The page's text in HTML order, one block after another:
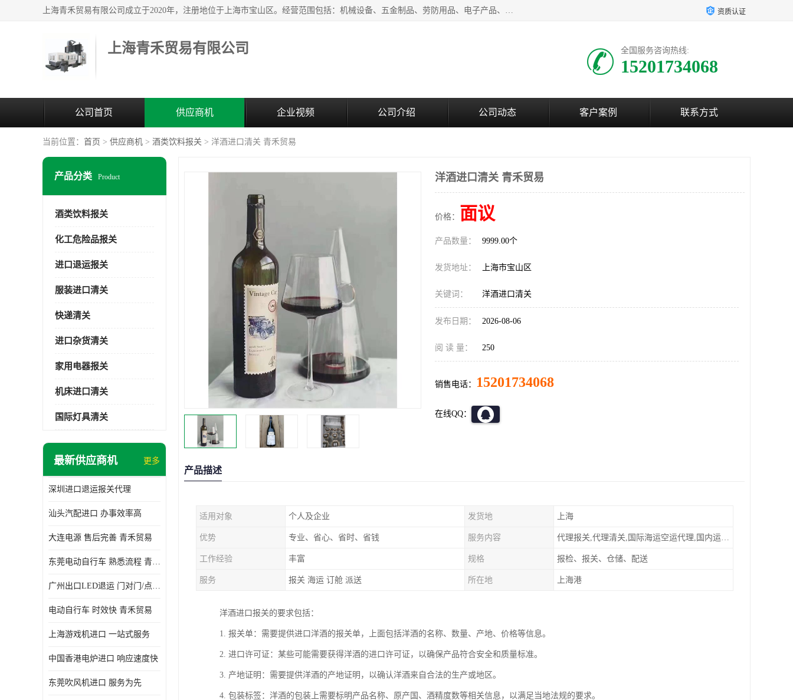
上海青禾贸易有限公司成立于2020年，注册地位于上海市宝山区。经营范围包括：机械设备、五金制品、劳防用品、电子产品、塑胶制品、家具、模具、纺织品、仪器仪表、建筑材料、装饰材料、化工产品、金属制品、机车配件等货物进出口报关、清关服务。 资质认证
上海青禾贸易有限公司 全国服务咨询热线:
15201734068
公司首页 供应商机 企业视频 公司介绍 公司动态 客户案例 联系方式
当前位置： 首页 > 供应商机 > 酒类饮料报关 > 洋酒进口清关 青禾贸易
产品分类 Product
酒类饮料报关
化工危险品报关
进口退运报关
服装进口清关
快递清关
进口杂货清关
家用电器报关
机床进口清关
国际灯具清关
最新供应商机 更多
深圳进口退运报关代理
汕头汽配进口 办事效率高
大连电源 售后完善 青禾贸易
东莞电动自行车 熟悉流程 青禾贸易
广州出口LED退运 门对门/点对点
电动自行车 时效快 青禾贸易
上海游戏机进口 一站式服务
中国香港电炉进口 响应速度快
东莞吹风机进口 服务为先
洋酒进口清关 青禾贸易
价格： 面议
产品数量： 9999.00个
发货地址： 上海市宝山区
关键词： 洋酒进口清关
发布日期： 2026-08-06
阅 读 量： 250
销售电话： 15201734068
在线QQ：
产品描述
适用对象 个人及企业 发货地 上海
优势 专业、省心、省时、省钱 服务内容 代理报关,代理清关,国际海运空运代理,国内运输派送
工作经验 丰富 规格 报检、报关、仓储、配送
服务 报关 海运 订舱 派送 所在地 上海港
洋酒进口报关的要求包括：
1. 报关单：需要提供进口洋酒的报关单，上面包括洋酒的名称、数量、产地、价格等信息。
2. 进口许可证：某些可能需要获得洋酒的进口许可证，以确保产品符合安全和质量标准。
3. 产地证明：需要提供洋酒的产地证明，以确认洋酒来自合法的生产或地区。
4. 包装标签：洋酒的包装上需要标明产品名称、原产国、酒精度数等相关信息，以满足当地法规的要求。